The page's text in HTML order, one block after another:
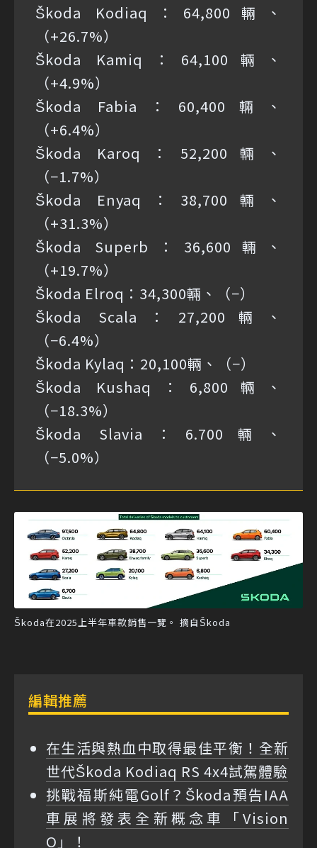
Škoda Kodiaq：64,800輛、
（+26.7%）
Škoda Kamiq：64,100輛、
（+4.9%）
Škoda Fabia：60,400輛、
（+6.4%）
Škoda Karoq：52,200輛、
（−1.7%）
Škoda Enyaq：38,700輛、
（+31.3%）
Škoda Superb：36,600輛、
（+19.7%）
Škoda Elroq：34,300輛、（−）
Škoda Scala：27,200輛、
（−6.4%）
Škoda Kylaq：20,100輛、（−）
Škoda Kushaq：6,800輛、
（−18.3%）
Škoda Slavia：6.700輛、
（−5.0%）
Škoda在2025上半年車款銷售一覽。 摘自Škoda
編輯推薦
在生活與熱血中取得最佳平衡！全新
世代Škoda Kodiaq RS 4x4試駕體驗
挑戰福斯純電Golf？Škoda預告IAA
車展將發表全新概念車「Vision
O」！